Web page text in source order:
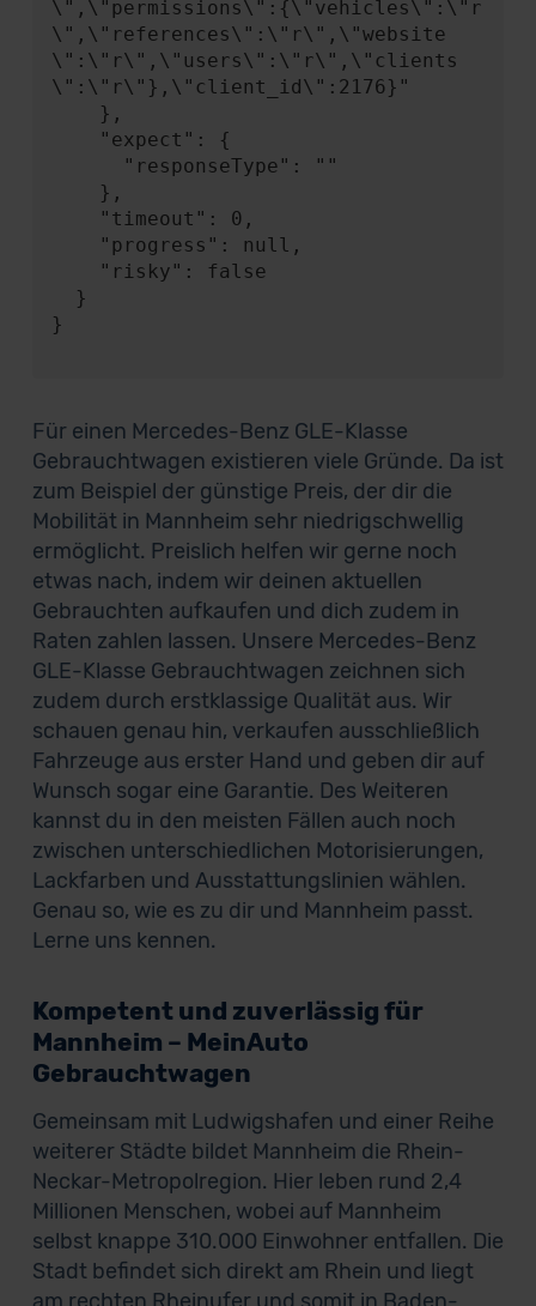
\",\"permissions\":{\"vehicles\":\"r
\",\"references\":\"r\",\"website
\":\"r\",\"users\":\"r\",\"clients
\":\"r\"},\"client_id\":2176}"
}
Für einen Mercedes-Benz GLE-Klasse
Gebrauchtwagen existieren viele Gründe. Da ist
zum Beispiel der günstige Preis, der dir die
Mobilität in Mannheim sehr niedrigschwellig
ermöglicht. Preislich helfen wir gerne noch
etwas nach, indem wir deinen aktuellen
Gebrauchten aufkaufen und dich zudem in
Raten zahlen lassen. Unsere Mercedes-Benz
GLE-Klasse Gebrauchtwagen zeichnen sich
zudem durch erstklassige Qualität aus. Wir
schauen genau hin, verkaufen ausschließlich
Fahrzeuge aus erster Hand und geben dir auf
Wunsch sogar eine Garantie. Des Weiteren
kannst du in den meisten Fällen auch noch
zwischen unterschiedlichen Motorisierungen,
Lackfarben und Ausstattungslinien wählen.
Genau so, wie es zu dir und Mannheim passt.
Lerne uns kennen.
Kompetent und zuverlässig für
Mannheim – MeinAuto
Gebrauchtwagen
Gemeinsam mit Ludwigshafen und einer Reihe
weiterer Städte bildet Mannheim die Rhein-
Neckar-Metropolregion. Hier leben rund 2,4
Millionen Menschen, wobei auf Mannheim
selbst knappe 310.000 Einwohner entfallen. Die
Stadt befindet sich direkt am Rhein und liegt